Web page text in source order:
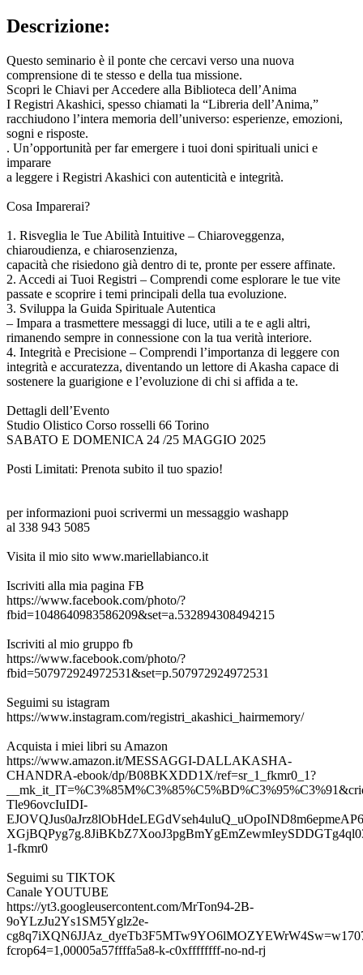
Descrizione:
Questo seminario è il ponte che cercavi verso una nuova
comprensione di te stesso e della tua missione.
Scopri le Chiavi per Accedere alla Biblioteca dell’Anima
I Registri Akashici, spesso chiamati la “Libreria dell’Anima,”
racchiudono l’intera memoria dell’universo: esperienze, emozioni,
sogni e risposte.
. Un’opportunità per far emergere i tuoi doni spirituali unici e
imparare
a leggere i Registri Akashici con autenticità e integrità.
Cosa Imparerai?
1. Risveglia le Tue Abilità Intuitive – Chiaroveggenza,
chiaroudienza, e chiarosenzienza,
capacità che risiedono già dentro di te, pronte per essere affinate.
2. Accedi ai Tuoi Registri – Comprendi come esplorare le tue vite
passate e scoprire i temi principali della tua evoluzione.
3. Sviluppa la Guida Spirituale Autentica
– Impara a trasmettere messaggi di luce, utili a te e agli altri,
rimanendo sempre in connessione con la tua verità interiore.
4. Integrità e Precisione – Comprendi l’importanza di leggere con
integrità e accuratezza, diventando un lettore di Akasha capace di
sostenere la guarigione e l’evoluzione di chi si affida a te.
Dettagli dell’Evento
Studio Olistico Corso rosselli 66 Torino
SABATO E DOMENICA 24 /25 MAGGIO 2025
Posti Limitati: Prenota subito il tuo spazio!
per informazioni puoi scrivermi un messaggio washapp
al 338 943 5085
Visita il mio sito www.mariellabianco.it
Iscriviti alla mia pagina FB
https://www.facebook.com/photo/?
fbid=1048640983586209&set=a.532894308494215
Iscriviti al mio gruppo fb
https://www.facebook.com/photo/?
fbid=507972924972531&set=p.507972924972531
Seguimi su istagram
https://www.instagram.com/registri_akashici_hairmemory/
Acquista i miei libri su Amazon
https://www.amazon.it/MESSAGGI-DALLAKASHA-
CHANDRA-ebook/dp/B08BKXDD1X/ref=sr_1_fkmr0_1?
Tle96ovcIuIDI-
1-fkmr0
Seguimi su TIKTOK
Canale YOUTUBE
https://yt3.googleusercontent.com/MrTon94-2B-
9oYLzJu2Ys1SM5Yglz2e-
fcrop64=1,00005a57ffffa5a8-k-c0xffffffff-no-nd-rj